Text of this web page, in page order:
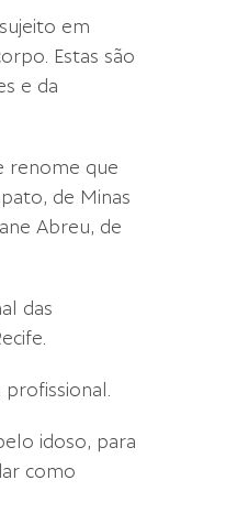
em
Estas são
e da
renome que
de Minas
Abreu, de
das
idoso, para
como